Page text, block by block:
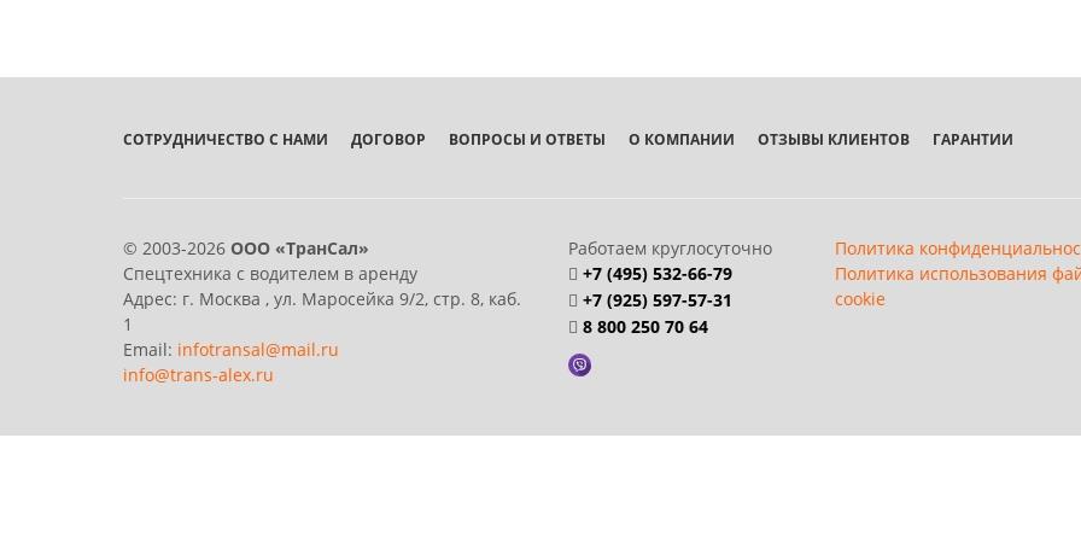
СОТРУДНИЧЕСТВО С НАМИ ДОГОВОР ВОПРОСЫ И ОТВЕТЫ О КОМПАНИИ ОТЗЫВЫ КЛИЕНТОВ ГАРАНТИИ
© 2003-2026 ООО «ТранСал»
Спецтехника с водителем в аренду
Адрес: г. Москва , ул. Маросейка 9/2, стр. 8, каб.
1
Email: infotransal@mail.ru
info@trans-alex.ru
Работаем круглосуточно
+7 (495) 532-66-79
+7 (925) 597-57-31
8 800 250 70 64
Политика
Политика использования
cookie